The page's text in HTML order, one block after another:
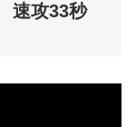
速攻33秒